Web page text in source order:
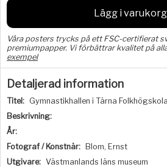
Lägg i
Våra posters trycks på ett FSC-certifierat
premiumpapper. Vi förbättrar kvalitet på
exempel
Detaljerad information
Titel: Gymnastikhallen i Tärna
Beskrivning:
År:
Fotograf / Konstnär:
Blom, Ernst
Utgivare: Västmanlands läns museum